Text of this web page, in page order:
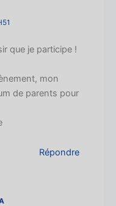
que je participe !
mon
de parents pour
Répondre